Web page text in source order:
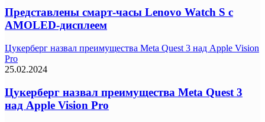
Представлены смарт-часы Lenovo Watch S с
AMOLED-дисплеем
Цукерберг назвал преимущества Meta Quest 3 над Apple Vision
Pro
25.02.2024
Цукерберг назвал преимущества Meta Quest 3
над Apple Vision Pro